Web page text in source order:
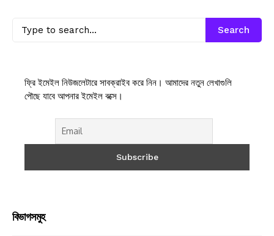
Search
ফ্রি ইমেইল নিউজলেটারে সাবক্রাইব করে নিন। আমাদের নতুন লেখাগুলি
পৌছে যাবে আপনার ইমেইল বক্সে।
বিভাগসমুহ